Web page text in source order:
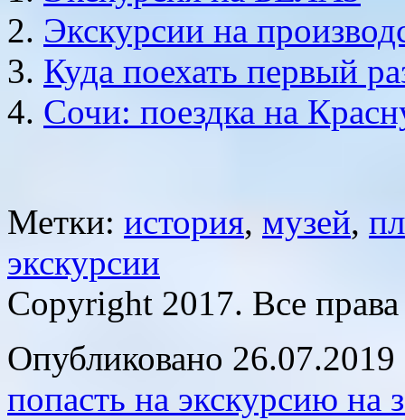
Экскурсии на
Куда поехать первый
Сочи: поездка на
Метки: история, музей,
экскурсии
Copyright 2017. Все
Опубликовано 26.07.2019
попасть на экскурсию на